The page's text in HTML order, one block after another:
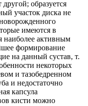
образуется
участок диска не
имеются в
наиболее активным
формирование
на данный сустав, т.
некоторых
и тазобедренном
и недостаточно
капсула
кисти можно